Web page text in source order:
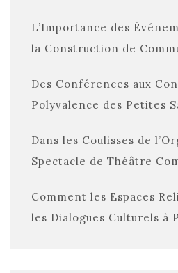
L’Importance des
la Construction de
Des Conférences aux
Polyvalence des Petites
Dans les Coulisses de
Spectacle de Théâtre
Comment les Espaces
les Dialogues Culturels à